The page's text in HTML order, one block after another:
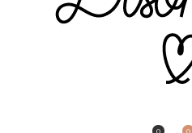
0
0